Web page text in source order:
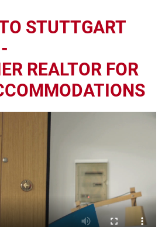
STUTTGART
REALTOR FOR